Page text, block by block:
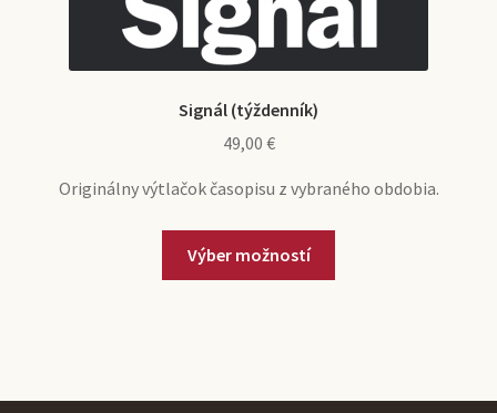
Signál (týždenník)
49,00 €
Originálny výtlačok časopisu z vybraného obdobia.